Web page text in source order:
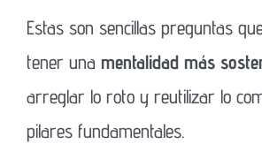
Estas son sencillas preguntas
tener una mentalidad más
arreglar lo roto y reutilizar lo
pilares fundamentales.